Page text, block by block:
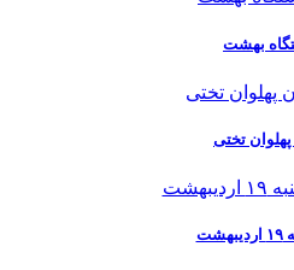
بهشت
پهلوان تختی